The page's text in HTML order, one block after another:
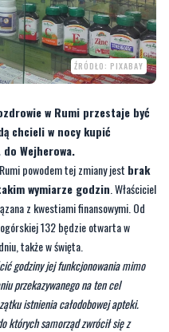
ŹRÓDŁO: PIXABAY
w Rumi przestaje być
chcieli w nocy kupić
Wejherowa.
powodem tej zmiany jest brak
wymiarze godzin . Właściciel
z kwestiami finansowymi. Od
132 będzie otwarta w
także w święta.
godziny jej funkcjonowania mimo
przekazywanego na ten cel
istnienia całodobowej apteki.
których samorząd zwrócił się z